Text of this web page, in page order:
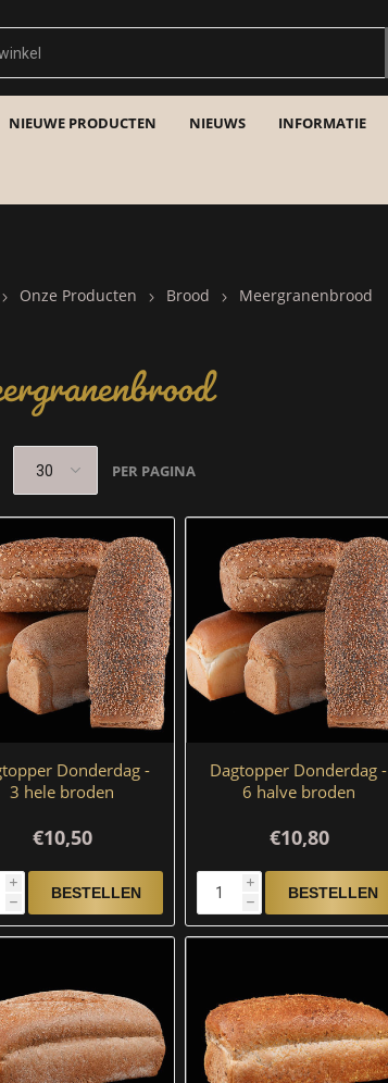
NIEUWE PRODUCTEN NIEUWS INFORMATIE
Onze Producten Brood Meergranenbrood
PER PAGINA
Donderdag -
3 hele broden
€10,50
i
h
Dagtopper Donderdag -
6 halve broden
€10,80
i
h